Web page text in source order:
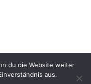
von WordPress
du die Website weiter
aus.